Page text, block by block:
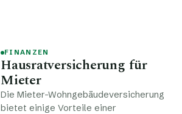
FINANZEN
Hausratversicherung für
Mieter
Die Mieter-Wohngebäudeversicherung
bietet einige Vorteile einer